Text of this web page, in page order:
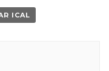
ICAL